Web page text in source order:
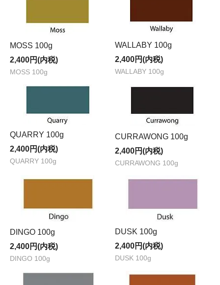
MOSS 100g
2,400円(内税)
MOSS 100g
WALLABY 100g
2,400円(内税)
WALLABY 100g
QUARRY 100g
2,400円(内税)
QUARRY 100g
CURRAWONG 100g
2,400円(内税)
CURRAWONG 100g
DINGO 100g
2,400円(内税)
DINGO 100g
DUSK 100g
2,400円(内税)
DUSK 100g